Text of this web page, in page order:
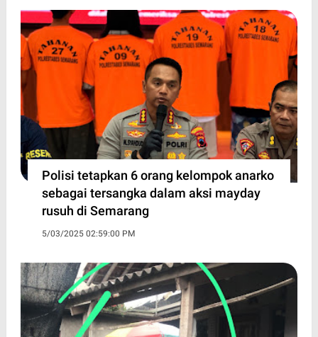
Polisi tetapkan 6 orang kelompok anarko
sebagai tersangka dalam aksi mayday
rusuh di Semarang
5/03/2025 02:59:00 PM